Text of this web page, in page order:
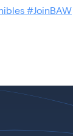
#JoinBAW